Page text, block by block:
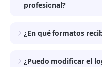
profesional?
¿En qué formatos
¿Puedo modificar el